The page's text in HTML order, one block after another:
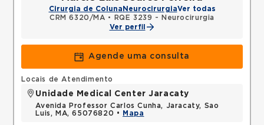
Cirurgia de Coluna NeurocirurgiaVer todas
CRM 6320/MA •
RQE 3239 - Neurocirurgia
Ver perfil
Agende uma consulta
Locais de Atendimento
Unidade Medical Center Jaracaty
Avenida Professor Carlos Cunha, Jaracaty, Sao
Luis, MA, 65076820 •
Mapa